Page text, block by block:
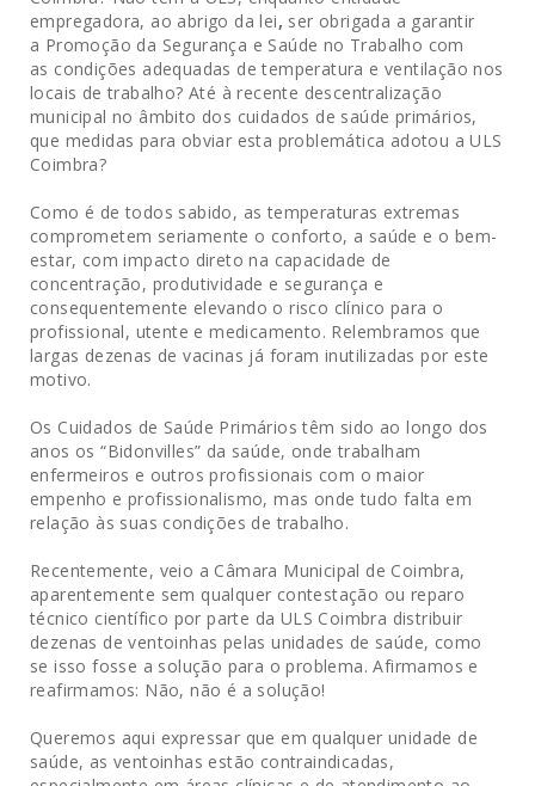
empregadora, ao abrigo da lei, ser obrigada a garantir
a Promoção da Segurança e Saúde no Trabalho com
as condições adequadas de temperatura e ventilação nos
locais de trabalho? Até à recente descentralização
municipal no âmbito dos cuidados de saúde primários,
que medidas para obviar esta problemática adotou a ULS
Coimbra?
Como é de todos sabido, as temperaturas extremas
comprometem seriamente o conforto, a saúde e o bem-
estar, com impacto direto na capacidade de
concentração, produtividade e segurança e
consequentemente elevando o risco clínico para o
profissional, utente e medicamento. Relembramos que
largas dezenas de vacinas já foram inutilizadas por este
motivo.
Os Cuidados de Saúde Primários têm sido ao longo dos
anos os “Bidonvilles” da saúde, onde trabalham
enfermeiros e outros profissionais com o maior
empenho e profissionalismo, mas onde tudo falta em
relação às suas condições de trabalho.
Recentemente, veio a Câmara Municipal de Coimbra,
aparentemente sem qualquer contestação ou reparo
técnico científico por parte da ULS Coimbra distribuir
dezenas de ventoinhas pelas unidades de saúde, como
se isso fosse a solução para o problema. Afirmamos e
reafirmamos: Não, não é a solução!
Queremos aqui expressar que em qualquer unidade de
saúde, as ventoinhas estão contraindicadas,